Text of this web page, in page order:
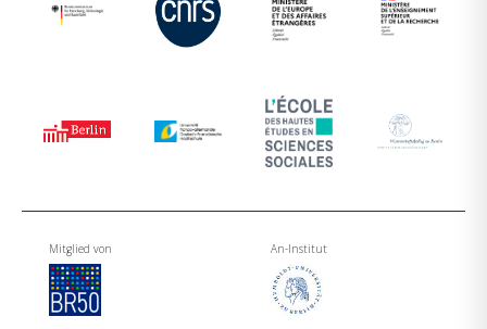
Mitglied von An-Institut